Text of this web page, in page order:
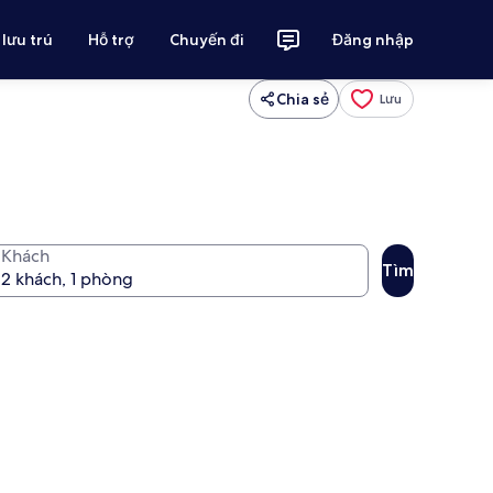
trú Hỗ trợ Chuyến đi Đăng nhập
Chia sẻ Lưu
Khách
Tìm